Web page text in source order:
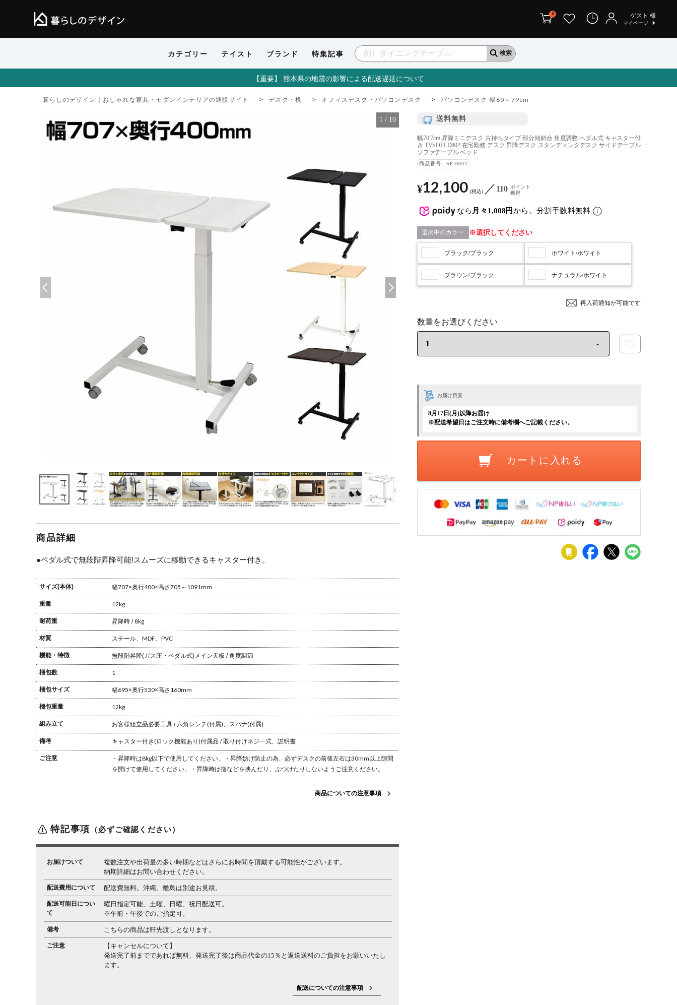
カテゴリー テイスト ブランド 特集記事
0 ゲスト 様
マイページ
【重要】 熊本県の地震の影響による配送遅延について
暮らしのデザイン｜おしゃれな家具・モダンインテリアの通販サイト デスク・机 オフィスデスク・パソコンデスク パソコンデスク 幅60～79cm
1 / 10
商品詳細
●ペダル式で無段階昇降可能!スムーズに移動できるキャスター付き。
サイズ(本体) 幅707×奥行400×高さ705～1091mm
重量 12kg
耐荷重 昇降時 / 8kg
材質 スチール、MDF、PVC
機能・特徴 無段階昇降(ガス圧・ペダル式)メイン天板 / 角度調節
梱包数 1
梱包サイズ 幅695×奥行530×高さ160mm
梱包重量 12kg
組み立て お客様組立品必要工具 / 六角レンチ(付属)、スパナ(付属)
備考 キャスター付き(ロック機能あり)付属品 / 取り付けネジ一式、説明書
ご注意 ・昇降時は8kg以下で使用してください。
・昇降妨げ防止の為、必ずデスクの前後左右は30mm以上隙間
を開けて使用してください。
・昇降時は指などを挟んだり、ぶつけたりしないようご注意ください。
商品についての注意事項
特記事項 （必ずご確認ください）
お届けついて
複数注文や出荷量の多い時期などはさらにお時間を頂戴する可能性がございます。
納期詳細はお問い合わせください。
配送費用について 配送費無料。沖縄、離島は別途お見積。
配送可能日につい
て
曜日指定可能、土曜、日曜、祝日配送可。
※午前・午後でのご指定可。
備考 こちらの商品は軒先渡しとなります。
ご注意
【キャンセルについて】
発送完了前までであれば無料、発送完了後は商品代金の15％と返送送料のご負担をお願いいたし
ます。
配送についての注意事項
送料無料
幅70.7cm 昇降ミニデスク 片持ちタイプ 部分傾斜台 角度調整 ペダル式 キャスター付
き TVSOFLD902 在宅勤務 デスク 昇降デスク スタンディングデスク サイドテーブル
ソファテーブル ベッド
商品番号 SP-0034
なら 月々1,008円から。分割手数料無料
¥12,100 税込 110 ポイント
獲得
お届け目安
8月17日(月)以降お届け
※配送希望日はご注文時に備考欄へご記載ください。
カラー 選択してください
ブラック/ブラック ホワイト/ホワイト
ブラウン/ブラック ナチュラル/ホワイト
カートに入れる
再入荷通知が可能です